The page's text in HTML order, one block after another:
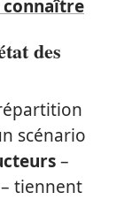
connaître
des
scénario
–
tiennent